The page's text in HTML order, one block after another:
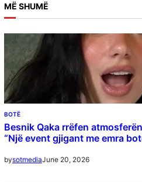
MË SHUMË
BOTË
Besnik Qaka rrëfen
“Një event gjigant me emra
bysotmediaJune 20, 2026